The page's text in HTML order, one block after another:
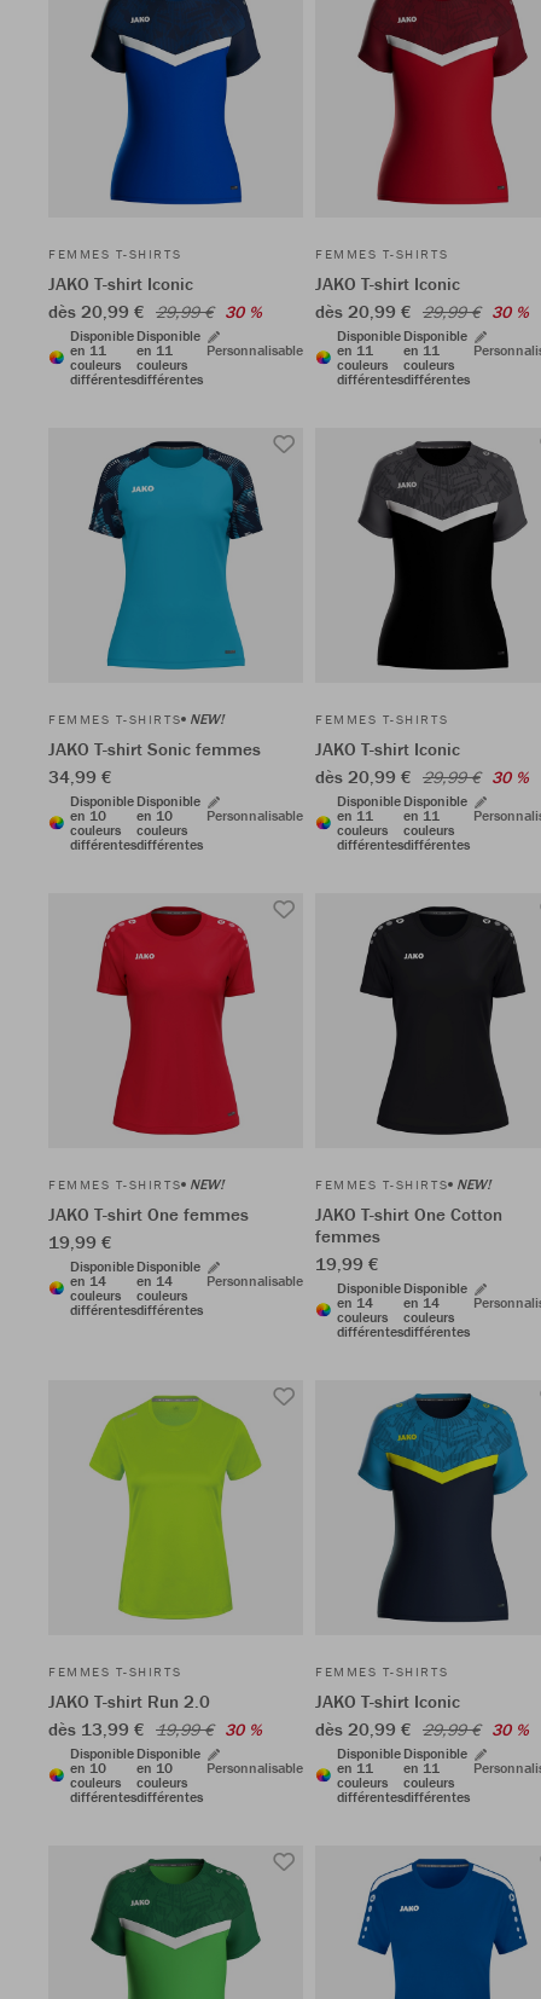
FEMMES T-SHIRTS
JAKO T-shirt Iconic
dès 20,99 € 29,99 € 30 %
Disponible
en 11
couleurs
différentes
Disponible
en 11
couleurs
différentes
Personnalisable
FEMMES T-SHIRTS
JAKO T-shirt Iconic
dès 20,99 € 29,99 € 30 %
Disponible
en 11
couleurs
différentes
Disponible
en 11
couleurs
différentes
FEMMES T-SHIRTS NEW!
JAKO T-shirt Sonic femmes
34,99 €
Disponible
en 10
couleurs
différentes
Disponible
en 10
couleurs
différentes
Personnalisable
FEMMES T-SHIRTS
JAKO T-shirt Iconic
dès 20,99 € 29,99 € 30 %
Disponible
en 11
couleurs
différentes
Disponible
en 11
couleurs
différentes
FEMMES T-SHIRTS NEW!
JAKO T-shirt One femmes
19,99 €
Disponible
en 14
couleurs
différentes
Disponible
en 14
couleurs
différentes
Personnalisable
FEMMES T-SHIRTS NEW!
JAKO T-shirt One Cotton
femmes
19,99 €
Disponible
en 14
couleurs
différentes
Disponible
en 14
couleurs
différentes
FEMMES T-SHIRTS
JAKO T-shirt Run 2.0
dès 13,99 € 19,99 € 30 %
Disponible
en 10
couleurs
différentes
Disponible
en 10
couleurs
différentes
Personnalisable
FEMMES T-SHIRTS
JAKO T-shirt Iconic
dès 20,99 € 29,99 € 30 %
Disponible
en 11
couleurs
différentes
Disponible
en 11
couleurs
différentes